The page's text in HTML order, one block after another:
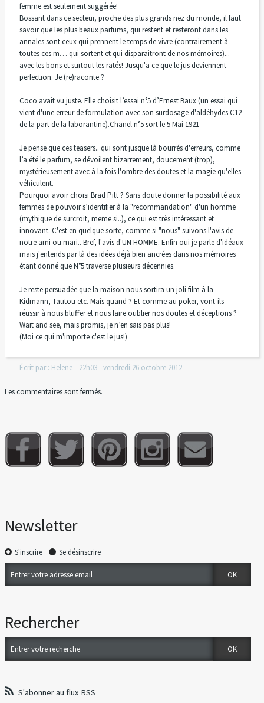
femme est seulement suggérée!
Bossant dans ce secteur, proche des plus grands nez du monde, il faut
savoir que les plus beaux parfums, qui restent et resteront dans les
annales sont ceux qui prennent le temps de vivre (contrairement à
toutes ces m… qui sortent et qui disparaitront de nos mémoires)...
avec les bons et surtout les ratés! Jusqu'a ce que le jus deviennent
perfection. Je (re)raconte ?
Coco avait vu juste. Elle choisit l’essai n°5 d’Ernest Baux (un essai qui
vient d'une erreur de formulation avec son surdosage d'aldéhydes C12
de la part de la laborantine).Chanel n°5 sort le 5 Mai 1921
Je pense que ces teasers.. qui sont jusque là bourrés d'erreurs, comme
l’a été le parfum, se dévoilent bizarrement, doucement (trop),
mystérieusement avec à la fois l'ombre des doutes et la magie qu'elles
véhiculent.
Pourquoi avoir choisi Brad Pitt ? Sans doute donner la possibilité aux
femmes de pouvoir s’identifier à la "recommandation" d'un homme
(mythique de surcroit, meme si..), ce qui est très intéressant et
innovant. C'est en quelque sorte, comme si "nous" suivons l'avis de
notre ami ou mari.. Bref, l'avis d'UN HOMME. Enfin oui je parle d'idéaux
mais j'entends par là des idées déjà bien ancrées dans nos mémoires
étant donné que N°5 traverse plusieurs décennies.
Je reste persuadée que la maison nous sortira un joli film à la
Kidmann, Tautou etc. Mais quand ? Et comme au poker, vont-ils
réussir à nous bluffer et nous faire oublier nos doutes et déceptions ?
Wait and see, mais promis, je n’en sais pas plus!
(Moi ce qui m'importe c'est le jus!)
Écrit par : Helene 22h03-vendredi 26 octobre 2012
Les commentaires sont fermés.
Newsletter
S'inscrire Se désinscrire
Rechercher
S'abonner au flux RSS